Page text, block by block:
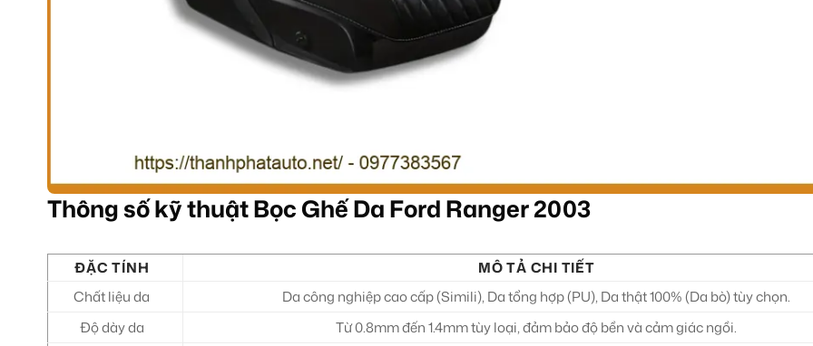
Thông số kỹ thuật Bọc Ghế Da Ford Ranger 2003
ĐẶC TÍNH
MÔ TẢ CHI TIẾT
Chất liệu da
Da công nghiệp cao cấp (Simili), Da tổng hợp (PU), Da thật 100% (Da bò) tùy chọn.
Độ dày da
Từ 0.8mm đến 1.4mm tùy loại, đảm bảo độ bền và cảm giác ngồi.